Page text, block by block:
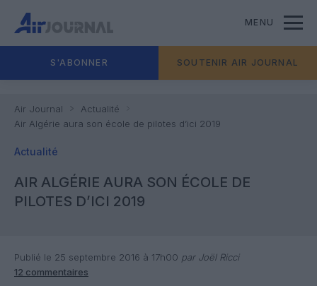
MENU
S'ABONNER SOUTENIR AIR JOURNAL
Air Journal
Actualité
Air Algérie aura son école de pilotes d’ici 2019
Actualité
AIR ALGÉRIE AURA SON ÉCOLE DE
PILOTES D’ICI 2019
Publié le 25 septembre 2016 à 17h00 par Joël Ricci
12 commentaires